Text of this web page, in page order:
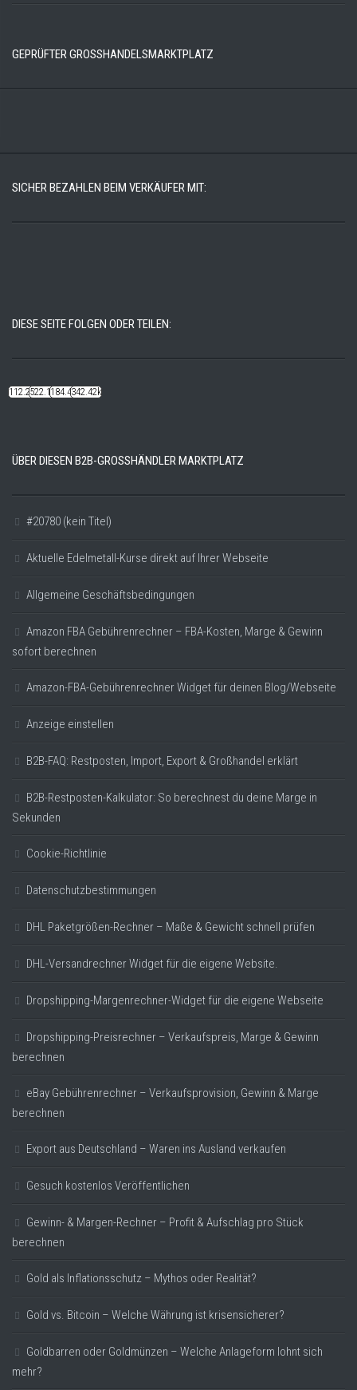
GEPRÜFTER GROSSHANDELSMARKTPLATZ
SICHER BEZAHLEN BEIM VERKÄUFER MIT:
DIESE SEITE FOLGEN ODER TEILEN:
112.22k522.14k184.48k342.42k
ÜBER DIESEN B2B-GROSSHÄNDLER MARKTPLATZ
#20780 (kein Titel)
Aktuelle Edelmetall-Kurse direkt auf Ihrer Webseite
Allgemeine Geschäftsbedingungen
Amazon FBA Gebührenrechner – FBA-Kosten, Marge & Gewinn
sofort berechnen
Amazon-FBA-Gebührenrechner Widget für deinen Blog/Webseite
Anzeige einstellen
B2B-FAQ: Restposten, Import, Export & Großhandel erklärt
B2B-Restposten-Kalkulator: So berechnest du deine Marge in
Sekunden
Cookie-Richtlinie
Datenschutzbestimmungen
DHL Paketgrößen-Rechner – Maße & Gewicht schnell prüfen
DHL-Versandrechner Widget für die eigene Website.
Dropshipping-Margenrechner-Widget für die eigene Webseite
Dropshipping-Preisrechner – Verkaufspreis, Marge & Gewinn
berechnen
eBay Gebührenrechner – Verkaufsprovision, Gewinn & Marge
berechnen
Export aus Deutschland – Waren ins Ausland verkaufen
Gesuch kostenlos Veröffentlichen
Gewinn- & Margen-Rechner – Profit & Aufschlag pro Stück
berechnen
Gold als Inflationsschutz – Mythos oder Realität?
Gold vs. Bitcoin – Welche Währung ist krisensicherer?
Goldbarren oder Goldmünzen – Welche Anlageform lohnt sich
mehr?